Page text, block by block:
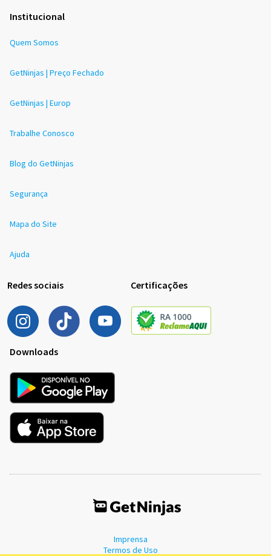
Institucional
Quem Somos
GetNinjas | Preço Fechado
GetNinjas | Europ
Trabalhe Conosco
Blog do GetNinjas
Segurança
Mapa do Site
Ajuda
Redes sociais Certificações
Downloads
Imprensa
Termos de Uso